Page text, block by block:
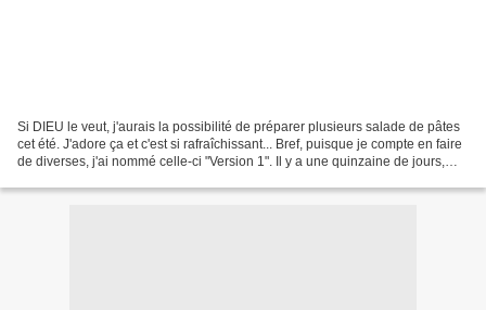
Si DIEU le veut, j'aurais la possibilité de préparer plusieurs salade de pâtes
cet été. J'adore ça et c'est si rafraîchissant... Bref, puisque je compte en faire
de diverses, j'ai nommé celle-ci "Version 1". Il y a une quinzaine de jours,